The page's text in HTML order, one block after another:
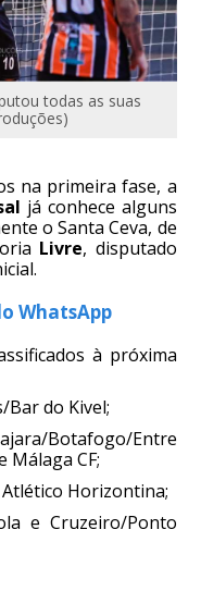
todas as suas
na primeira fase, a
já conhece alguns
o Santa Ceva, de
Livre, disputado
WhatsApp
à próxima
Bar do Kivel;
Botafogo/Entre
Málaga CF;
Horizontina;
e Cruzeiro/Ponto